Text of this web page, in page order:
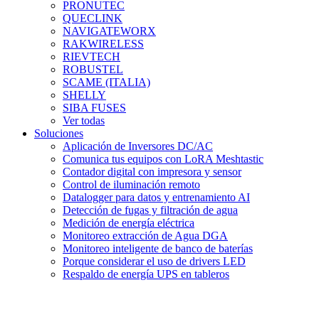
PRONUTEC
QUECLINK
NAVIGATEWORX
RAKWIRELESS
RIEVTECH
ROBUSTEL
SCAME (ITALIA)
SHELLY
SIBA FUSES
Ver todas
Soluciones
Aplicación de Inversores DC/AC
Comunica tus equipos con LoRA Meshtastic
Contador digital con impresora y sensor
Control de iluminación remoto
Datalogger para datos y entrenamiento AI
Detección de fugas y filtración de agua
Medición de energía eléctrica
Monitoreo extracción de Agua DGA
Monitoreo inteligente de banco de baterías
Porque considerar el uso de drivers LED
Respaldo de energía UPS en tableros